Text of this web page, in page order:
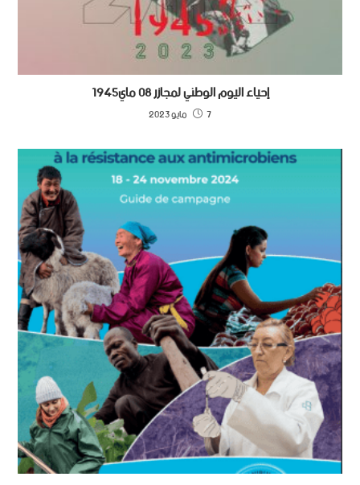
إحياء اليوم الوطني لمجازر 08 ماي1945
7 مايو 2023